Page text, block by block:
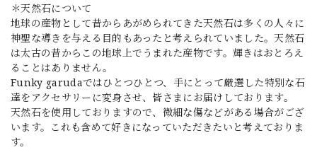
＊天然石について
地球の産物として昔からあがめられてきた天然石は多くの人々に
神聖な導きを与える目的もあったと考えられていました。天然石
は太古の昔からこの地球上でうまれた産物です。輝きはおとろえ
ることはありません。
Funky garudaではひとつひとつ、手にとって厳選した特別な石
達をアクセサリーに変身させ、皆さまにお届けしております。
天然石を使用しておりますので、微細な傷などがある場合がござ
います。これも含めて好きになっていただきたいと考えておりま
す。